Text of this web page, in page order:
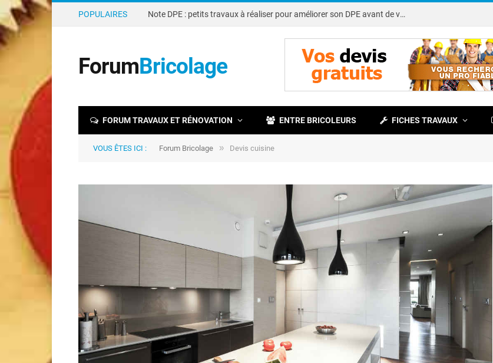
POPULAIRES Note DPE : petits travaux à réaliser pour améliorer son DPE avant de vendre
ForumBricolage
FORUM TRAVAUX ET RÉNOVATION ENTRE BRICOLEURS FICHES TRAVAUX
VOUS ÊTES ICI : Forum Bricolage » Devis cuisine